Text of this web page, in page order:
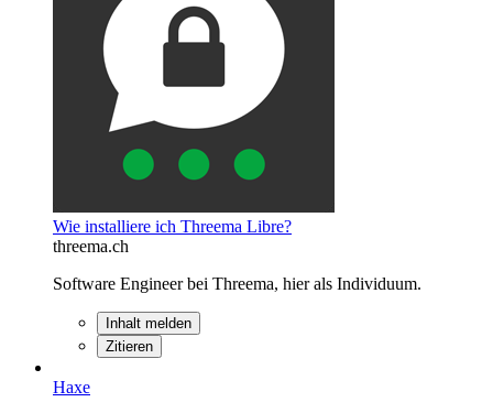
Wie installiere ich Threema Libre?
threema.ch
Software Engineer bei Threema, hier als Individuum.
Inhalt melden
Zitieren
Haxe